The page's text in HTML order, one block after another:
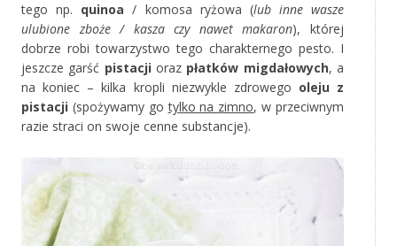
tego np. quinoa / komosa ryżowa (lub inne wasze
ulubione zboże / kasza czy nawet makaron), której
dobrze robi towarzystwo tego charakternego pesto. I
jeszcze garść pistacjioraz płatków migdałowych, a
na koniec – kilka kropli niezwykle zdrowego oleju z
pistacji (spożywamy gotylko na zimno, w przeciwnym
razie straci on swoje cenne substancje).